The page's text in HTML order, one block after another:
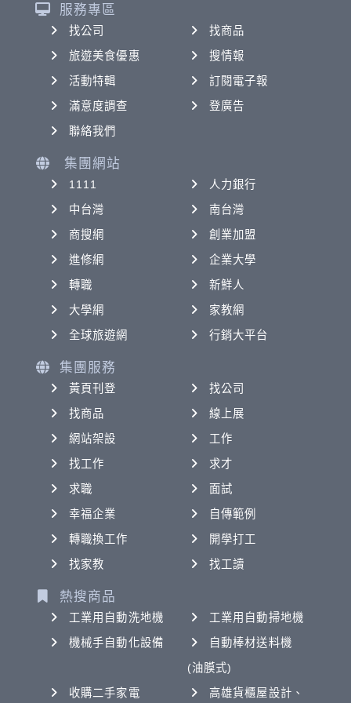
服務專區
找公司
找商品
旅遊美食優惠
搜情報
活動特輯
訂閱電子報
滿意度調查
登廣告
聯絡我們
集團網站
1111
人力銀行
中台灣
南台灣
商搜網
創業加盟
進修網
企業大學
轉職
新鮮人
大學網
家教網
全球旅遊網
行銷大平台
集團服務
黃頁刊登
找公司
找商品
線上展
網站架設
工作
找工作
求才
求職
面試
幸福企業
自傳範例
轉職換工作
開學打工
找家教
找工讀
熱搜商品
工業用自動洗地機
工業用自動掃地機
機械手自動化設備
自動棒材送料機
(油膜式)
收購二手家電
高雄貨櫃屋設計、